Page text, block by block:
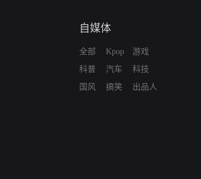
自媒体
全部
科普
国风
Kpop
汽车
搞笑
游戏
科技
出品人